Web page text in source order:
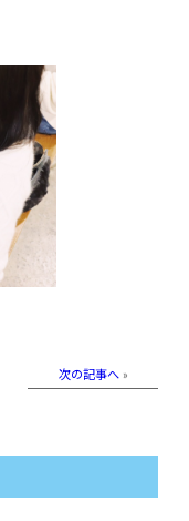
次の記事へ»